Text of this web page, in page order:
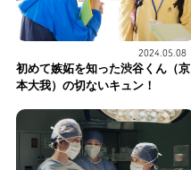
2024.05.08
初めて嫉妬を知った渋谷くん（京
本大我）の切ないキュン！